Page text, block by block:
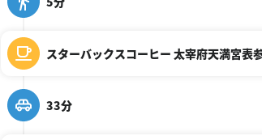
スターバックスコーヒー 太宰府天満宮表
33分